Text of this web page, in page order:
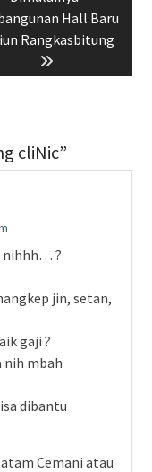
Hall Baru
Rangkasbitung
cliNic”
nihhh… ?
jin, setan,
gaji ?
nih mbah
dibantu
Cemani atau